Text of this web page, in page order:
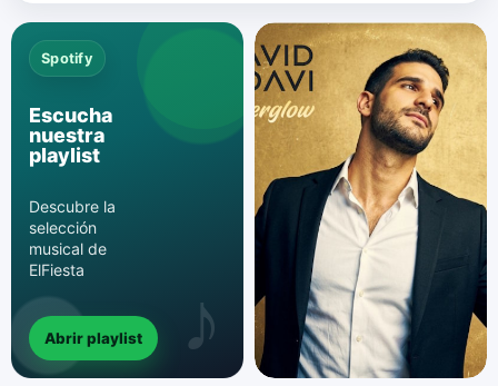
Spotify
Escucha
nuestra
playlist
Descubre la
selección
musical de
ElFiesta
Abrir playlist